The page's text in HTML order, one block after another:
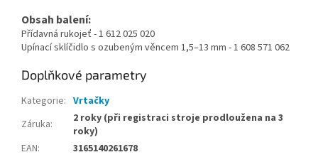
Obsah balení:
Přídavná rukojeť - 1 612 025 020
Upínací sklíčidlo s ozubeným věncem 1,5–13 mm - 1 608 571 062
Doplňkové parametry
Kategorie: Vrtačky
Záruka:
2 roky (při registraci stroje prodloužena na 3
roky)
EAN: 3165140261678